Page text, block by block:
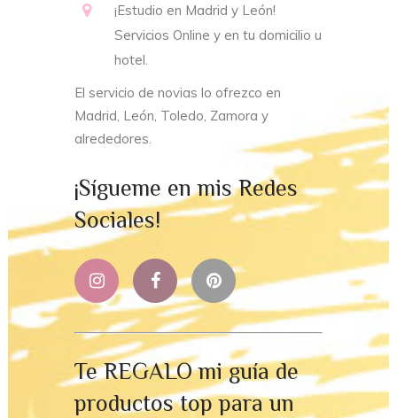
¡Estudio en Madrid y León!
Servicios Online y en tu domicilio u
hotel.
El servicio de novias lo ofrezco en
Madrid, León, Toledo, Zamora y
alrededores.
¡Sígueme en mis Redes
Sociales!
Te REGALO mi guía de
productos top para un